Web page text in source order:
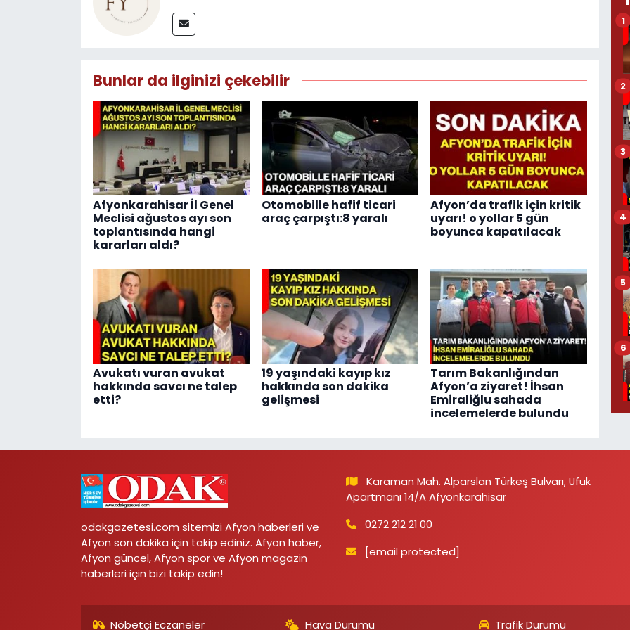
Bunlar da ilginizi çekebilir
Afyonkarahisar İl Genel
Meclisi ağustos ayı son
toplantısında hangi
kararları aldı?
Otomobille hafif ticari
araç çarpıştı:8 yaralı
Afyon’da trafik için kritik
uyarı! o yollar 5 gün
boyunca kapatılacak
Avukatı vuran avukat
hakkında savcı ne talep
etti?
19 yaşındaki kayıp kız
hakkında son dakika
gelişmesi
Tarım Bakanlığından
Afyon’a ziyaret! İhsan
Emiraliğlu sahada
incelemelerde bulundu
1
2
3
4
5
6
odakgazetesi.com sitemizi Afyon haberleri ve
Afyon son dakika için takip ediniz. Afyon haber,
Afyon güncel, Afyon spor ve Afyon magazin
haberleri için bizi takip edin!
Karaman Mah. Alparslan Türkeş Bulvarı, Ufuk
Apartmanı 14/A Afyonkarahisar
0272 212 21 00
[email protected]
Nöbetçi Eczaneler Hava Durumu Trafik Durumu